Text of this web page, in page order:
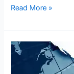
Posao
kuće
Read More »